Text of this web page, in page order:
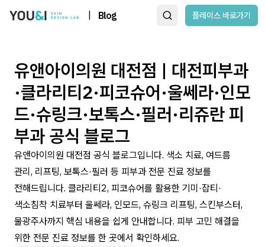
Blog 플레이스 바로가기
유앤아이의원 대전점 | 대전피부과
·클라리티2·피코슈어·울쎄라·인모
드·슈링크·보톡스·필러·리쥬란 피
부과 공식 블로그
유앤아이의원 대전점 공식 블로그입니다. 색소 치료, 여드름
관리, 리프팅, 보톡스·필러 등 피부과 전문 진료 정보를
전해드립니다. 클라리티2, 피코슈어를 활용한 기미·잡티·
색소침착 치료부터 울쎄라, 인모드, 슈링크 리프팅, 스킨부스터,
물광주사까지 핵심 내용을 쉽게 안내합니다. 피부 고민 해결을
위한 전문 진료 정보를 한 곳에서 확인하세요.